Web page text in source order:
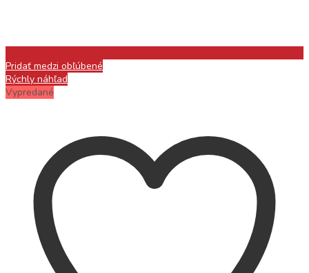
Pridať medzi obľúbené
Rýchly náhľad
Vypredané